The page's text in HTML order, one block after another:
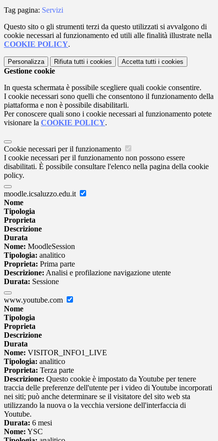
Tag pagina: Servizi
Questo sito o gli strumenti terzi da questo utilizzati si avvalgono di
cookie necessari al funzionamento ed utili alle finalità illustrate nella
COOKIE POLICY.
Personalizza Rifiuta tutti i cookies Accetta tutti i cookies
Gestione cookie
In questa schermata è possibile scegliere quali cookie consentire.
I cookie necessari sono quelli che consentono il funzionamento della
piattaforma e non è possibile disabilitarli.
Per conoscere quali sono i cookie necessari al funzionamento potete
visionare la COOKIE POLICY.
Cookie necessari per il funzionamento
I cookie necessari per il funzionamento non possono essere
disabilitati. È possibile consultare l'elenco nella pagina della cookie
policy.
moodle.icsaluzzo.edu.it
Nome
Tipologia
Proprieta
Descrizione
Durata
Nome: MoodleSession
Tipologia: analitico
Proprieta: Prima parte
Descrizione: Analisi e profilazione navigazione utente
Durata: Sessione
www.youtube.com
Nome
Tipologia
Proprieta
Descrizione
Durata
Nome: VISITOR_INFO1_LIVE
Tipologia: analitico
Proprieta: Terza parte
Descrizione: Questo cookie è impostato da Youtube per tenere
traccia delle preferenze dell'utente per i video di Youtube incorporati
nei siti; può anche determinare se il visitatore del sito web sta
utilizzando la nuova o la vecchia versione dell'interfaccia di
Youtube.
Durata: 6 mesi
Nome: YSC